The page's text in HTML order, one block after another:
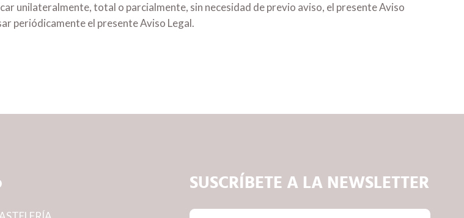
unilateralmente, total o parcialmente, sin necesidad de previo aviso, el presente Aviso
periódicamente el presente Aviso Legal.
SUSCRÍBETE A LA NEWSLETTER